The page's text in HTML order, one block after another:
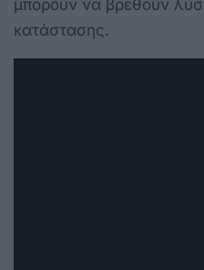
μπορούν να βρεθούν
κατάστασης.